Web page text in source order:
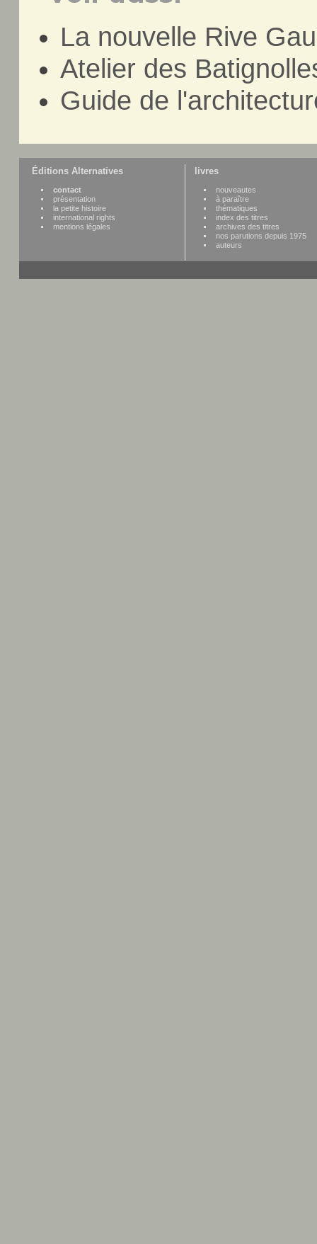
La nouvelle Rive
Atelier des
Guide de
Éditions Alternatives
contact
présentation
la petite histoire
international rights
mentions légales
livres
nouveautes
à paraître
thématiques
index des titres
archives des titres
nos parutions depuis 1975
auteurs